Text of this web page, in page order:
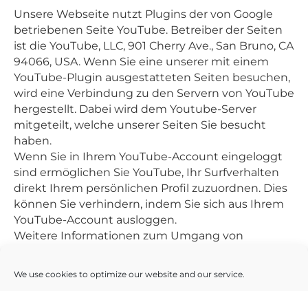
We use cookies to optimize our website and our service.
Unsere Webseite nutzt Plugins der von Google
betriebenen Seite YouTube. Betreiber der Seiten
ist die YouTube, LLC, 901 Cherry Ave., San Bruno, CA
94066, USA. Wenn Sie eine unserer mit einem
YouTube-Plugin ausgestatteten Seiten besuchen,
wird eine Verbindung zu den Servern von YouTube
hergestellt. Dabei wird dem Youtube-Server
mitgeteilt, welche unserer Seiten Sie besucht
haben.
Wenn Sie in Ihrem YouTube-Account eingeloggt
sind ermöglichen Sie YouTube, Ihr Surfverhalten
direkt Ihrem persönlichen Profil zuzuordnen. Dies
können Sie verhindern, indem Sie sich aus Ihrem
YouTube-Account ausloggen.
Weitere Informationen zum Umgang von
https://www.google.de/intl/de/policies/privac